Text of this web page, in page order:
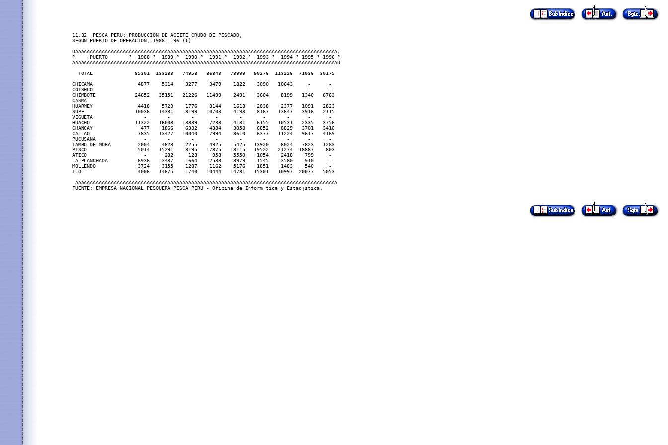
11.32  PESCA PERU: PRODUCCION DE ACEITE CRUDO DE PESCADO,
SEGUN PUERTO DE OPERACION, 1988 - 96 (t)
ÚÄÄÄÄÄÄÄÄÄÄÄÄÄÄÄÄÄÄÂÄÄÄÄÄÄÄÂÄÄÄÄÄÄÄÂÄÄÄÄÄÄÄÂÄÄÄÄÄÄÄÂÄÄÄÄÄÄÄÂÄÄÄÄÄÄÄÂÄÄÄÄÄÄÄÂÄÄÄÄÄÄÂÄÄÄÄÄÄ¿
³     PUERTO       ³  1988 ³  1989 ³  1990 ³  1991 ³  1992 ³  1993 ³  1994 ³ 1995 ³ 1996 ³
ÀÄÄÄÄÄÄÄÄÄÄÄÄÄÄÄÄÄÄÁÄÄÄÄÄÄÄÁÄÄÄÄÄÄÄÁÄÄÄÄÄÄÄÁÄÄÄÄÄÄÄÁÄÄÄÄÄÄÄÁÄÄÄÄÄÄÄÁÄÄÄÄÄÄÄÁÄÄÄÄÄÄÁÄÄÄÄÄÄÙ
  TOTAL              85301  133283   74958   86343   73999   90276  113226  71036  30175
CHICAMA               4877    5314    3277    3479    1822    3090   10643     -      -
COISHCO                 -       -       -       -       -       -       -      -      -
CHIMBOTE             24652   35151   21226   11499    2491    3604    8199   1340   6763
CASMA                   -       -       -       -       -       -       -      -      -
HUARMEY               4418    5723    1776    3144    1618    2838    2377   1091   2823
SUPE                 10036   14331    8199   10703    4193    8167   13647   3916   2115
VEGUETA                 -       -       -       -       -       -       -      -      -
HUACHO               11322   16003   13839    7238    4181    6155   10531   2335   3756
CHANCAY                477    1866    6332    4384    3058    6852    8829   3701   3410
CALLAO                7835   13427   10040    7994    3610    6377   11224   9617   4169
PUCUSANA                -       -       -       -       -       -       -      -      -
TAMBO DE MORA         2004    4628    2255    4925    5425   13920    8024   7823   1283
PISCO                 5014   15291    3195   17875   13115   19522   21274  18887    803
ATICO                   -      282     128     958    5550    1054    2418    799     -
LA PLANCHADA          6936    3437    1664    2538    8979    1545    3580    910     -
MOLLENDO              3724    3155    1287    1162    5176    1851    1483    540     -
ILO                   4006   14675    1740   10444   14781   15301   10997  20077   5053
ÄÄÄÄÄÄÄÄÄÄÄÄÄÄÄÄÄÄÄÄÄÄÄÄÄÄÄÄÄÄÄÄÄÄÄÄÄÄÄÄÄÄÄÄÄÄÄÄÄÄÄÄÄÄÄÄÄÄÄÄÄÄÄÄÄÄÄÄÄÄÄÄÄÄÄÄÄÄÄÄÄÄÄÄÄÄÄÄ